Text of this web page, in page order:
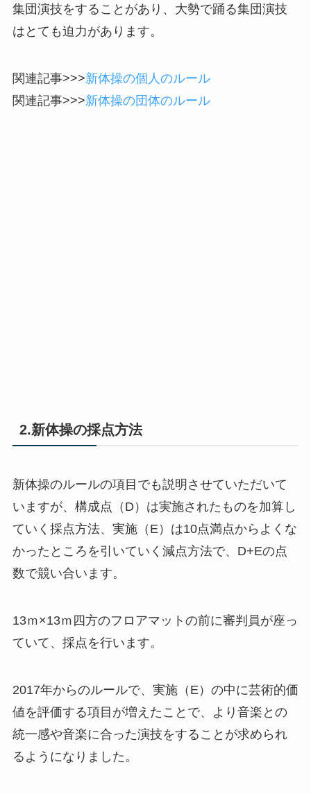
集団演技をすることがあり、大勢で踊る集団演技
はとても迫力があります。
関連記事>>>新体操の個人のルール
関連記事>>>新体操の団体のルール
2.新体操の採点方法
新体操のルールの項目でも説明させていただいて
いますが、構成点（D）は実施されたものを加算し
ていく採点方法、実施（E）は10点満点からよくな
かったところを引いていく減点方法で、D+Eの点
数で競い合います。
13ｍ×13ｍ四方のフロアマットの前に審判員が座っ
ていて、採点を行います。
2017年からのルールで、実施（E）の中に芸術的価
値を評価する項目が増えたことで、より音楽との
統一感や音楽に合った演技をすることが求められ
るようになりました。